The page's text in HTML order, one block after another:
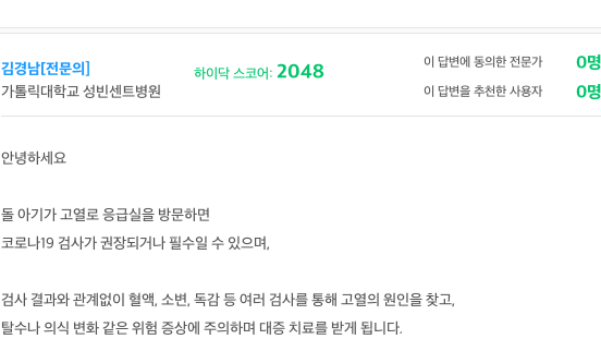
김경남[전문의]
가톨릭대학교 성빈센트병원
하이닥 스코어: 2048 이 답변에 동의한 전문가 0명
이 답변을 추천한 사용자 0명
안녕하세요
돌 아기가 고열로 응급실을 방문하면
코로나19 검사가 권장되거나 필수일 수 있으며,
검사 결과와 관계없이 혈액, 소변, 독감 등 여러 검사를 통해 고열의 원인을 찾고,
탈수나 의식 변화 같은 위험 증상에 주의하며 대증 치료를 받게 됩니다.